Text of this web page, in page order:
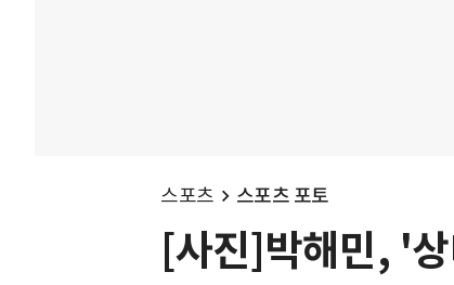
스포츠 스포츠 포토
[사진]박해민, '